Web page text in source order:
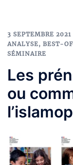
3 SEPTEMBRE 2021
ANALYSE, BEST-OF
SÉMINAIRE
Les
ou